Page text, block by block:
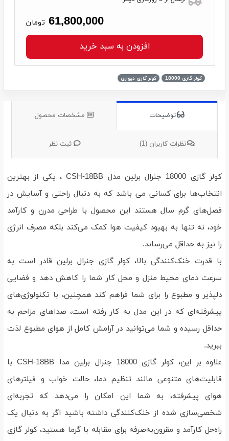
61,800,000 تومان
افزودن به سبد خرید
کولر گازی 18000 کولر گازی دیواری
توضیحات مشخصات محصول
نظرات کاربران (1) ثبت نظر
کولر گازی 18000 جنرال برلین مدل CSH-18BB ، یکی از بهترین
انتخاب‌ها برای کسانی می باشد که به دنبال راحتی و آسایش در
فصل‌های گرم سال هستند این محصول با طراحی مدرن و کارآمد
خود، نه تنها به بهبود کیفیت هوا کمک می‌کند بلکه مصرف انرژی
را نیز به حداقل می‌رساند.
با قدرت خنک‌کنندگی بالا، کولر گازی جنرال برلین قادر است به
سرعت دمای محیط منزل و محل کار شما را کاهش دهد و فضایی
دلپذیر و مطبوع را برای شما فراهم کند همچنین، با تکنولوژی‌های
پیشرفته‌ای که در این مدل به کار رفته است، صداهای مزاحم به
حداقل رسیده و شما می‌توانید در آرامش کامل از هوای مطبوع لذت
ببرید.
علاوه بر این، کولر گازی 18000 جنرال برلین مدا CSH-18BB با
قابلیت‌های متنوعی مانند تنظیم دما، حالت خواب و فیلترهای
هوای پیشرفته، به شما این امکان را می‌دهد که تجربه‌ای
شخصی‌سازی شده از خنک‌کنندگی داشته باشید اگر به دنبال یک
راه‌حل کارآمد و مقرون‌به‌صرفه برای مقابله با گرما هستید، کولر گازی